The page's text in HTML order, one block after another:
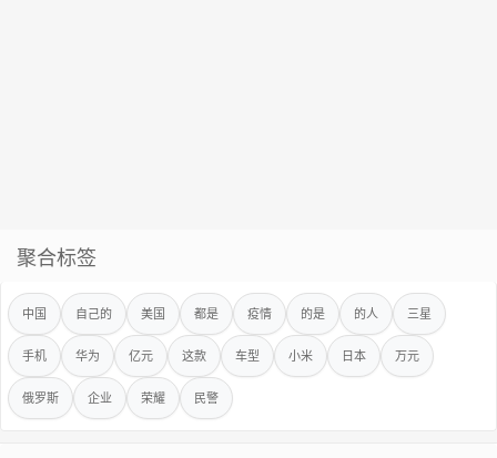
聚合标签
中国 自己的 美国 都是 疫情 的是 的人 三星
手机 华为 亿元 这款 车型 小米 日本 万元
俄罗斯 企业 荣耀 民警